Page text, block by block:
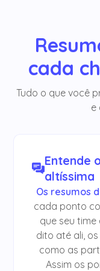
cada
Tudo o que você
e
Entende
altíssima
Os resumos
cada ponto
que seu
dito até ali,
como as
Assim os